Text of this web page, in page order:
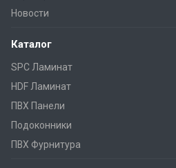
Новости
Каталог
SPC Ламинат
HDF Ламинат
ПВХ Панели
Подоконники
ПВХ Фурнитура